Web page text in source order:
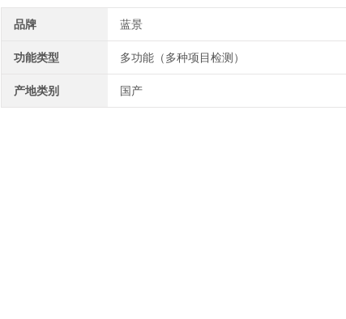
品牌 蓝景
功能类型 多功能（多种项目检测）
产地类别 国产